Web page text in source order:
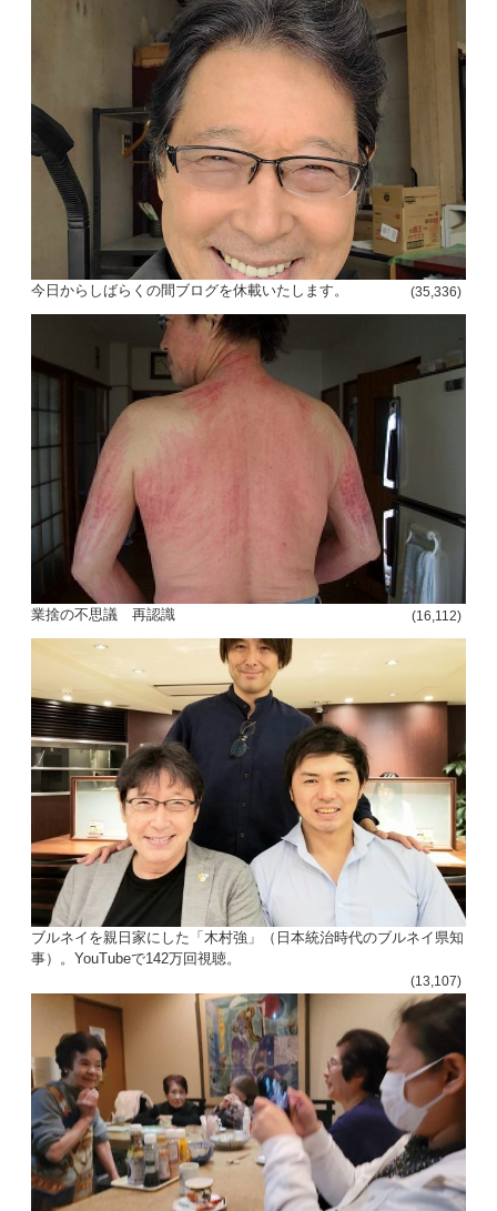
今日からしばらくの間ブログを休載いたします。 (35,336)
業捨の不思議 再認識 (16,112)
ブルネイを親日家にした「木村強」（日本統治時代のブルネイ県知
事）。YouTubeで142万回視聴。
(13,107)